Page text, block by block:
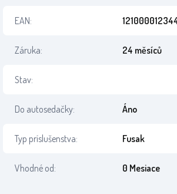
EAN:
Záruka: 24 měsíců
Stav:
Do autosedačky: Áno
Typ príslušenstva: Fusak
Vhodné od: 0 Mesiace